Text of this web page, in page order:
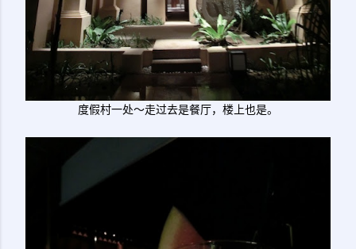
度假村一处～走过去是餐厅，楼上也是。